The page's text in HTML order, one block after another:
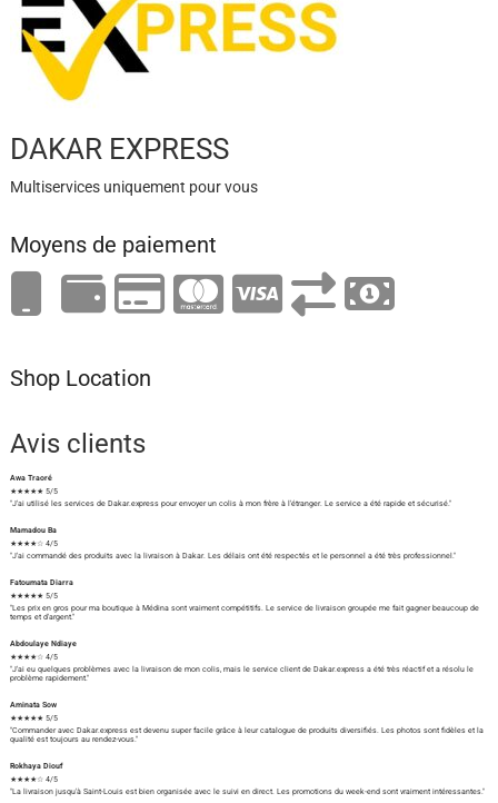
DAKAR EXPRESS
Multiservices uniquement pour vous
Moyens de paiement
Shop Location
Avis clients
Awa Traoré
★★★★★ 5/5
"J'ai utilisé les services de Dakar.express pour envoyer un colis à mon frère à l'étranger. Le service a été rapide et sécurisé."
Mamadou Ba
★★★★☆ 4/5
"J'ai commandé des produits avec la livraison à Dakar. Les délais ont été respectés et le personnel a été très professionnel."
Fatoumata Diarra
★★★★★ 5/5
"Les prix en gros pour ma boutique à Médina sont vraiment compétitifs. Le service de livraison groupée me fait gagner beaucoup de
temps et d'argent."
Abdoulaye Ndiaye
★★★★☆ 4/5
"J'ai eu quelques problèmes avec la livraison de mon colis, mais le service client de Dakar.express a été très réactif et a résolu le
problème rapidement."
Aminata Sow
★★★★★ 5/5
"Commander avec Dakar.express est devenu super facile grâce à leur catalogue de produits diversifiés. Les photos sont fidèles et la
qualité est toujours au rendez-vous."
Rokhaya Diouf
★★★★☆ 4/5
"La livraison jusqu'à Saint-Louis est bien organisée avec le suivi en direct. Les promotions du week-end sont vraiment intéressantes."